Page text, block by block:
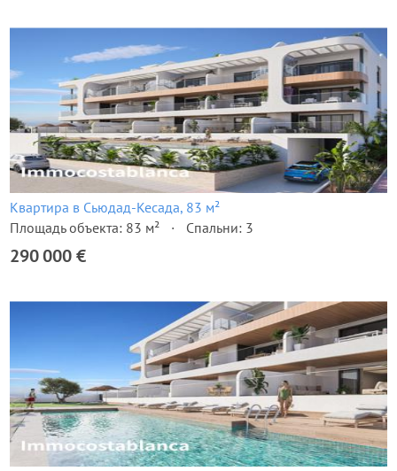
Квартира в Сьюдад-Кесада, 83 м²
Площадь объекта: 83 м²
Спальни: 3
290 000 €